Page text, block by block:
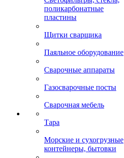
поликарбонатные
пластины
Щитки сварщика
Паяльное оборудование
Сварочные аппараты
Газосварочные посты
Сварочная мебель
Тара
Морские и сухогрузные
контейнеры, бытовки